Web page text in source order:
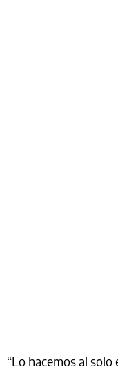
“Lo hacemos al